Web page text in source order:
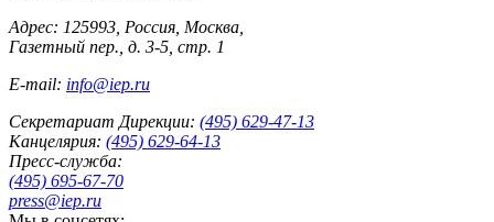
Адрес: 125993, Россия, Москва,
Газетный пер., д. 3-5, стр. 1
E-mail: info@iep.ru
Секретариат Дирекции: (495) 629-47-13
Канцелярия: (495) 629-64-13
Пресс-служба:
(495) 695-67-70
press@iep.ru